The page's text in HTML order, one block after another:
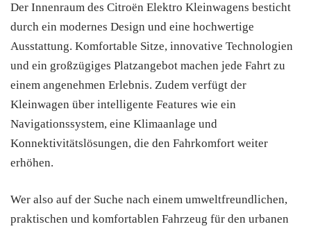
Der Innenraum des Citroën Elektro Kleinwagens besticht
durch ein modernes Design und eine hochwertige
Ausstattung. Komfortable Sitze, innovative Technologien
und ein großzügiges Platzangebot machen jede Fahrt zu
einem angenehmen Erlebnis. Zudem verfügt der
Kleinwagen über intelligente Features wie ein
Navigationssystem, eine Klimaanlage und
Konnektivitätslösungen, die den Fahrkomfort weiter
erhöhen.
Wer also auf der Suche nach einem umweltfreundlichen,
praktischen und komfortablen Fahrzeug für den urbanen